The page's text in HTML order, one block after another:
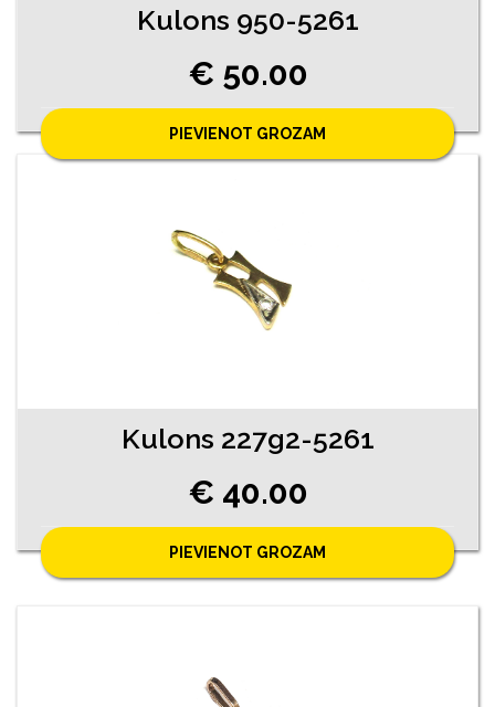
Kulons 950-5261
€ 50.00
PIEVIENOT GROZAM
Kulons 227g2-5261
€ 40.00
PIEVIENOT GROZAM